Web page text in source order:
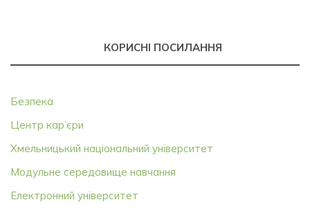
КОРИСНІ ПОСИЛАННЯ
Безпека
Центр кар’єри
Хмельницький національний університет
Модульне середовище навчання
Електронний університет